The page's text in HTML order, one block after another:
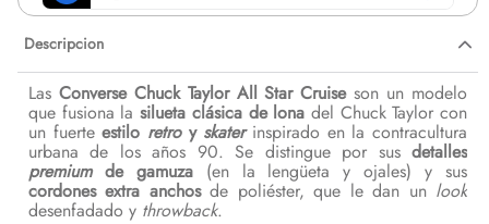
Descripcion
Las Converse Chuck Taylor All Star Cruiseson un modelo
que fusiona lasilueta clásica de lona del Chuck Taylor con
un fuerteestilo retroy skaterinspirado en la contracultura
urbana de los años 90. Se distingue por sus detalles
premiumde gamuza(en la lengüeta y ojales) y sus
cordones extra anchosde poliéster, que le dan un look
desenfadado y throwback.